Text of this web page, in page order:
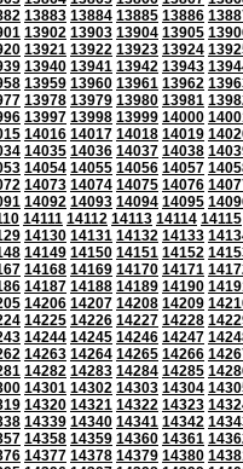
13883 13884 13885 13886
13902 13903 13904 13905
13921 13922 13923 13924
13940 13941 13942 13943
13959 13960 13961 13962
13978 13979 13980 13981
13997 13998 13999 14000
14016 14017 14018 14019
14035 14036 14037 14038
14054 14055 14056 14057
14073 14074 14075 14076
14092 14093 14094 14095
14111 14112 14113 14114 14115
14130 14131 14132 14133
14149 14150 14151 14152
14168 14169 14170 14171
14187 14188 14189 14190
14206 14207 14208 14209
14225 14226 14227 14228
14244 14245 14246 14247
14263 14264 14265 14266
14282 14283 14284 14285
14301 14302 14303 14304
14320 14321 14322 14323
14339 14340 14341 14342
14358 14359 14360 14361
14377 14378 14379 14380